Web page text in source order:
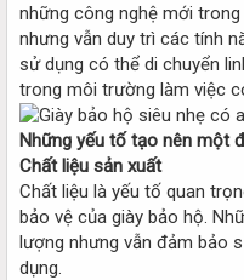
những công nghệ mới
nhưng vẫn duy trì các tính
sử dụng có thể di chuyển
trong môi trường làm việc
Những yếu tố tạo nên một
Chất liệu sản xuất
Chất liệu là yếu tố quan
bảo vệ của giày bảo hộ.
lượng nhưng vẫn đảm bảo
dụng.